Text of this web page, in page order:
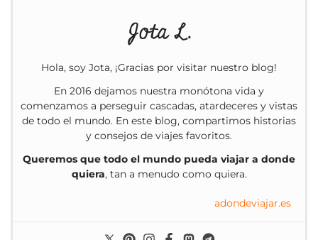
Jota L.
Hola, soy Jota, ¡Gracias por visitar nuestro blog!
En 2016 dejamos nuestra monótona vida y
comenzamos a perseguir cascadas, atardeceres y vistas
de todo el mundo. En este blog, compartimos historias
y consejos de viajes favoritos.
Queremos que todo el mundo pueda viajar a donde
quiera, tan a menudo como quiera.
adondeviajar.es